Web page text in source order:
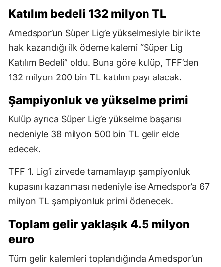
Katılım bedeli 132 milyon TL
Amedspor’un Süper Lig’e yükselmesiyle birlikte
hak kazandığı ilk ödeme kalemi “Süper Lig
Katılım Bedeli” oldu. Buna göre kulüp, TFF’den
132 milyon 200 bin TL katılım payı alacak.
Şampiyonluk ve yükselme primi
Kulüp ayrıca Süper Lig’e yükselme başarısı
nedeniyle 38 milyon 500 bin TL gelir elde
edecek.
TFF 1. Lig’i zirvede tamamlayıp şampiyonluk
kupasını kazanması nedeniyle ise Amedspor’a 67
milyon TL şampiyonluk primi ödenecek.
Toplam gelir yaklaşık 4.5 milyon
euro
Tüm gelir kalemleri toplandığında Amedspor’un